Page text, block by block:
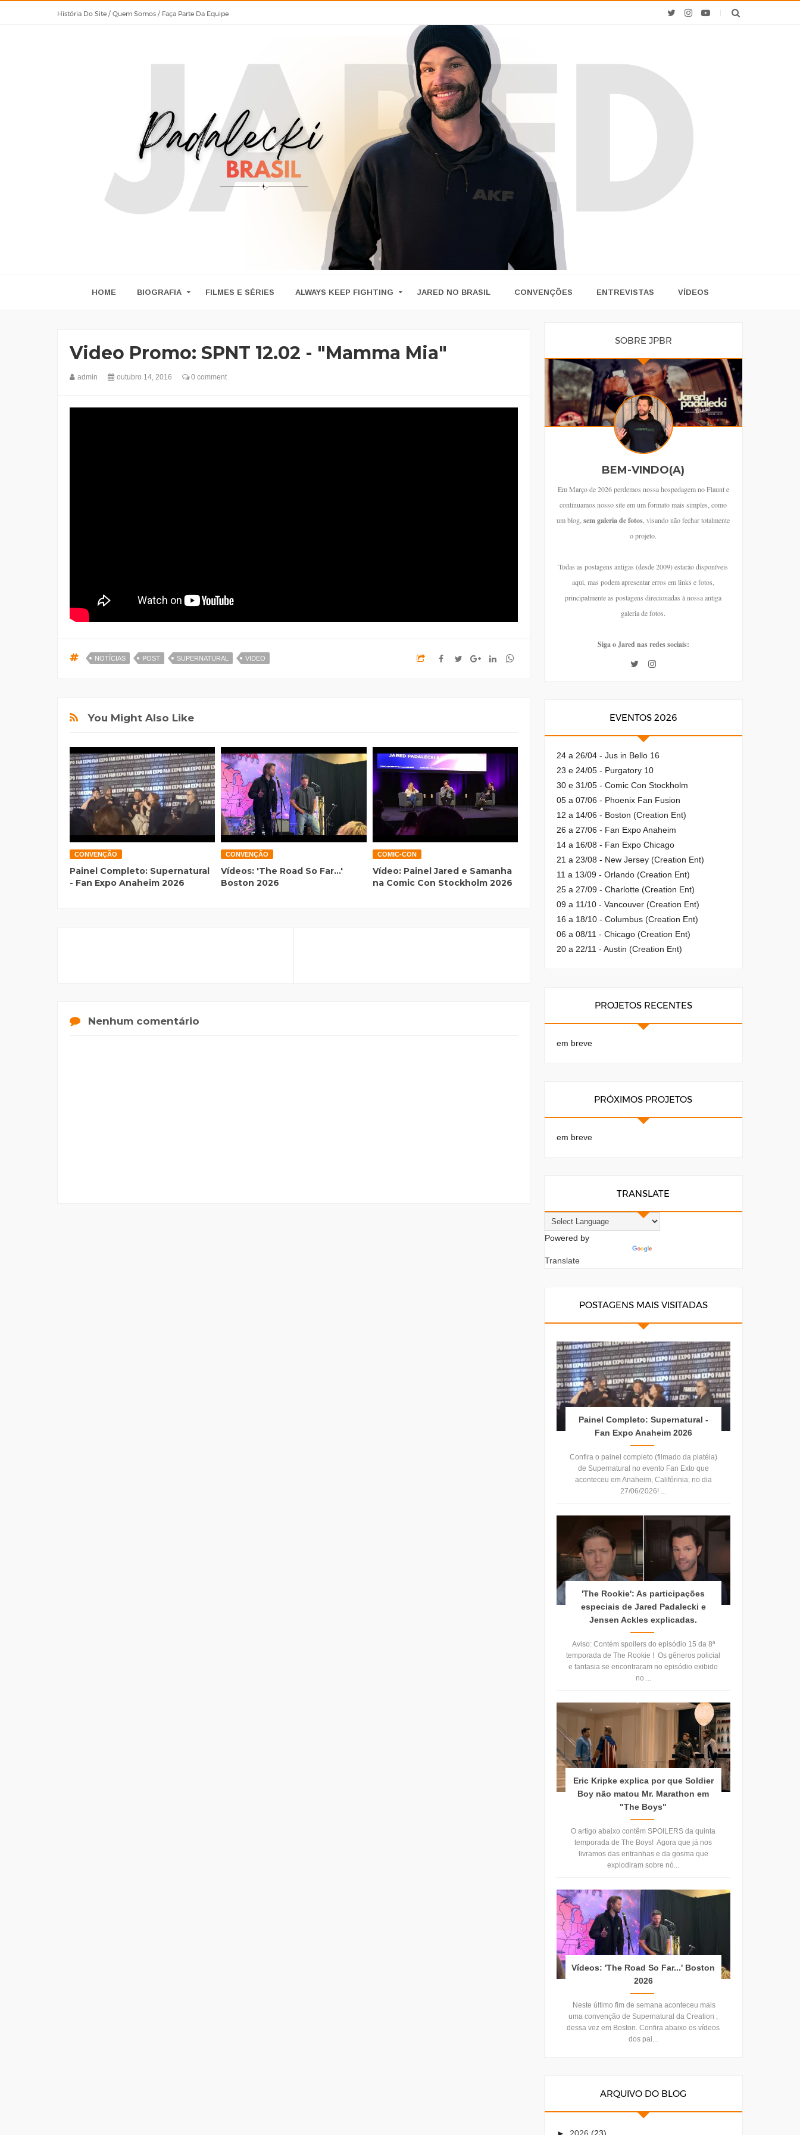
História Do Site / Quem Somos / Faça Parte Da Equipe
HOME BIOGRAFIA FILMES E SÉRIES ALWAYS KEEP FIGHTING JARED NO BRASIL CONVENÇÕES ENTREVISTAS VÍDEOS
Video Promo: SPNT 12.02 - "Mamma Mia"
admin outubro 14, 2016 0 comment
NOTÍCIAS POST SUPERNATURAL VIDEO
You Might Also Like
CONVENÇÃO
Painel Completo: Supernatural
- Fan Expo Anaheim 2026
CONVENÇÃO
Vídeos: 'The Road So Far...'
Boston 2026
COMIC-CON
Vídeo: Painel Jared e Samanha
na Comic Con Stockholm 2026
Nenhum comentário
SOBRE JPBR
BEM-VINDO(A)
Em Março de 2026 perdemos nossa hospedagem no Flaunt e
continuamos nosso site em um formato mais simples, como
um blog,sem galeria de fotos, visando não fechar totalmente
o projeto.
Todas as postagens antigas (desde 2009) estarão disponíveis
aqui, mas podem apresentar erros em links e fotos,
principalmente as postagens direcionadas à nossa antiga
galeria de fotos.
Siga o Jared nas redes sociais:
EVENTOS 2026
24 a 26/04 - Jus in Bello 16
23 e 24/05 - Purgatory 10
30 e 31/05 - Comic Con Stockholm
05 a 07/06 - Phoenix Fan Fusion
12 a 14/06 - Boston (Creation Ent)
26 a 27/06 - Fan Expo Anaheim
14 a 16/08 - Fan Expo Chicago
21 a 23/08 - New Jersey (Creation Ent)
11 a 13/09 - Orlando (Creation Ent)
25 a 27/09 - Charlotte (Creation Ent)
09 a 11/10 - Vancouver (Creation Ent)
16 a 18/10 - Columbus (Creation Ent)
06 a 08/11 - Chicago (Creation Ent)
20 a 22/11 - Austin (Creation Ent)
PROJETOS RECENTES
em breve
PRÓXIMOS PROJETOS
em breve
TRANSLATE
Powered by
Translate
POSTAGENS MAIS VISITADAS
Painel Completo: Supernatural -
Fan Expo Anaheim 2026
Confira o painel completo (filmado da platéia)
de Supernatural no evento Fan Exto que
aconteceu em Anaheim, Califórinia, no dia
27/06/2026! ...
'The Rookie': As participações
especiais de Jared Padalecki e
Jensen Ackles explicadas.
Aviso: Contém spoilers do episódio 15 da 8ª
temporada de The Rookie ! Os gêneros policial
e fantasia se encontraram no episódio exibido
no ...
Eric Kripke explica por que Soldier
Boy não matou Mr. Marathon em
"The Boys"
O artigo abaixo contêm SPOILERS da quinta
temporada de The Boys! Agora que já nos
livramos das entranhas e da gosma que
explodiram sobre nó...
Vídeos: 'The Road So Far...' Boston
2026
Neste último fim de semana aconteceu mais
uma convenção de Supernatural da Creation ,
dessa vez em Boston. Confira abaixo os vídeos
dos pai...
ARQUIVO DO BLOG
► 2026 (23)